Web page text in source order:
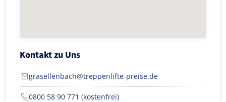
Kontakt zu Uns
grasellenbach@treppenlifte-preise.de
0800 58 90 771 (kostenfrei)